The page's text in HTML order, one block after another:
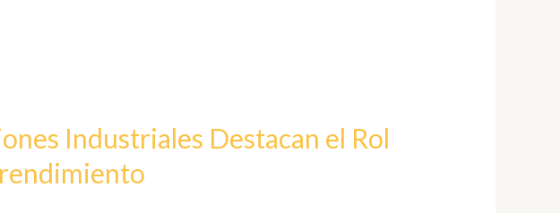
Industriales Destacan el Rol